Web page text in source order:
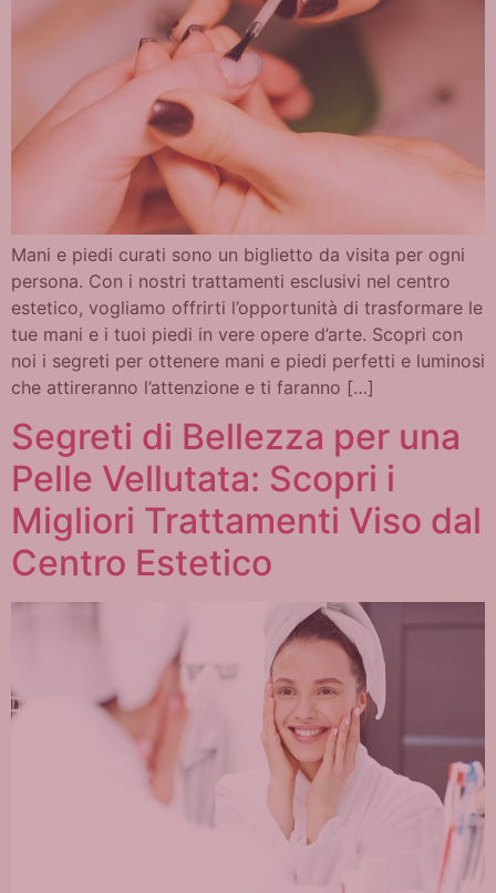
Mani e piedi curati sono un biglietto da visita per ogni
persona. Con i nostri trattamenti esclusivi nel centro
estetico, vogliamo offrirti l’opportunità di trasformare le
tue mani e i tuoi piedi in vere opere d’arte. Scopri con
noi i segreti per ottenere mani e piedi perfetti e luminosi
che attireranno l’attenzione e ti faranno […]
Segreti di Bellezza per una
Pelle Vellutata: Scopri i
Migliori Trattamenti Viso dal
Centro Estetico